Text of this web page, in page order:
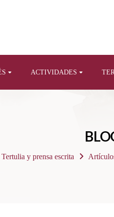
ACTIVIDADES
Tertulia y prensa escrita